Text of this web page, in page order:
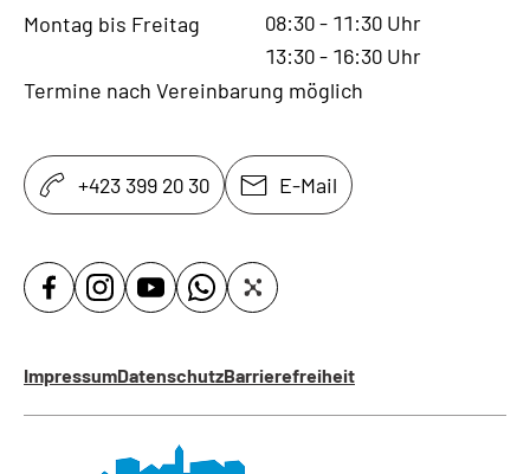
Montag bis Freitag
08:30- 11:30 Uhr
13:30- 16:30 Uhr
Termine nach Vereinbarung möglich
+423 399 20 30 E-Mail
ImpressumDatenschutzBarrierefreiheit